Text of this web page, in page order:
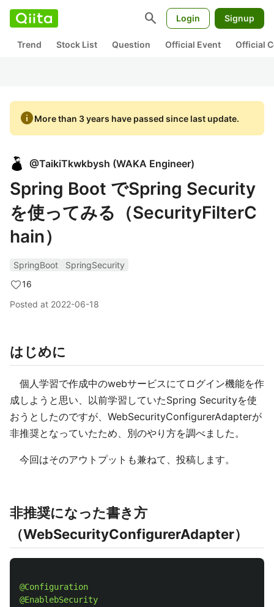
search Login Signup
Trend Stock List Question Official Event Official
infoMore than 3 years have passed since last update.
@TaikiTkwkbysh (WAKA Engineer)
Spring Boot でSpring Security
を使ってみる（SecurityFilterC
hain）
SpringBoot
SpringSecurity
16
Posted at 2022-06-18
はじめに
個人学習で作成中のwebサービスにてログイン機能を作
成しようと思い、以前学習していたSpring Securityを使
おうとしたのですが、WebSecurityConfigurerAdapterが
非推奨となっていたため、別のやり方を調べました。
今回はそのアウトプットも兼ねて、投稿します。
非推奨になった書き方
（WebSecurityConfigurerAdapter）
@Configuration
@EnablebSecurity